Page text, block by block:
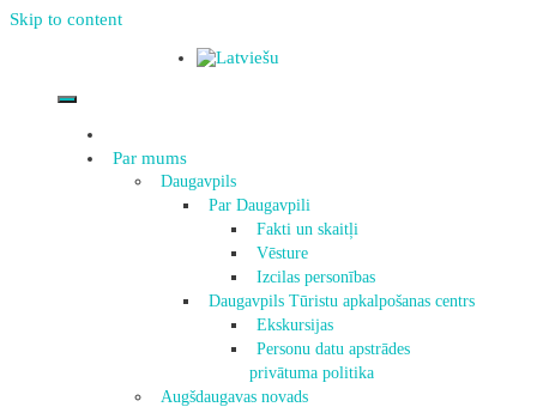
Skip to content
Par mums
Daugavpils
Par Daugavpili
Fakti un skaitļi
Vēsture
Izcilas personības
Daugavpils Tūristu apkalpošanas centrs
Ekskursijas
Personu datu apstrādes
privātuma politika
Augšdaugavas novads